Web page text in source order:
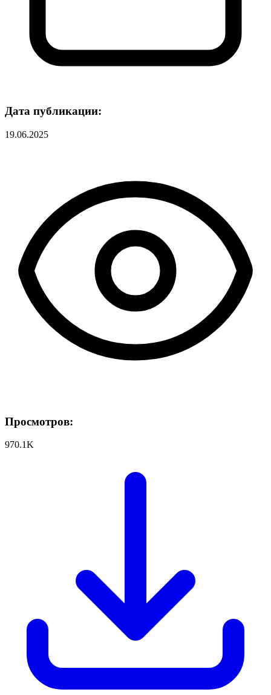
Дата публикации:
19.06.2025
Просмотров:
970.1K